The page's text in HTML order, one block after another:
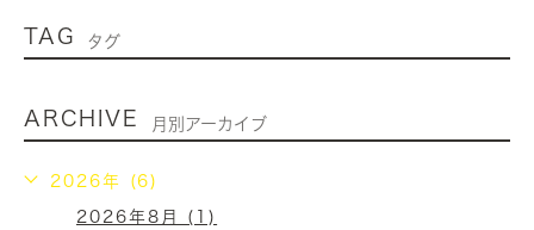
TAG タグ
ARCHIVE 月別アーカイブ
2026年 (6)
2026年8月 (1)